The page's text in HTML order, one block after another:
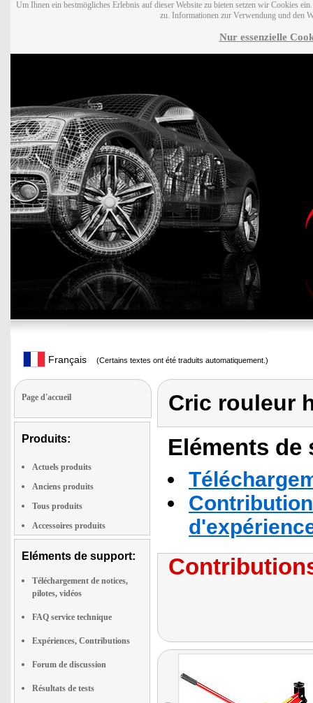
Um Ihnen ein bestmögliches Erlebnis auf dieser Website zu bieten setzen wir Cookies
zu. Informationen zur Verwendung und den
Nur essenzielle
Français (Certains textes ont été traduits automatiquement.)
Page d'accueil
Produits:
Actuels produits
Anciens produits
Tous produits
Accessoires produits
Eléments de support:
Téléchargement de notices,
pilotes, vidéos
FAQ service technique
Expériences, Contributions
Forum de discussion
Résultats de tests
Cric rouleur
Eléments